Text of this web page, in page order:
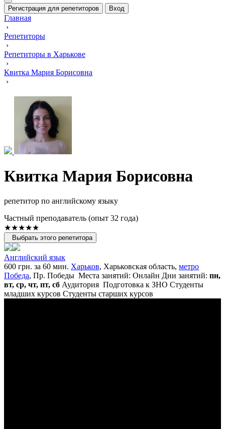
Регистрация для репетиторов Вход
Главная
›
Репетиторы
›
Репетиторы в Харькове
›
Квитка Мария Борисовна
›
Квитка Мария Борисовна
репетитор по английскому языку
Частный преподаватель (опыт 32 года)
★★★★★
Выбрать этого репетитора
Английский язык
600 грн. за 60 мин. Харьков, Харьковская область, метро
Победа, Пр. Победы Места занятий: Онлайн Дни занятий: пн,
вт, ср, чт, пт, сб Аудитория Подготовка к ЗНО Студенты
младших курсов Студенты старших курсов